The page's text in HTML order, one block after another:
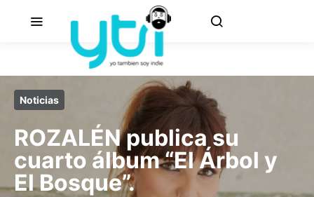
Noticias
ROZALÉN publica su
cuarto álbum “El Árbol y
El Bosque”.